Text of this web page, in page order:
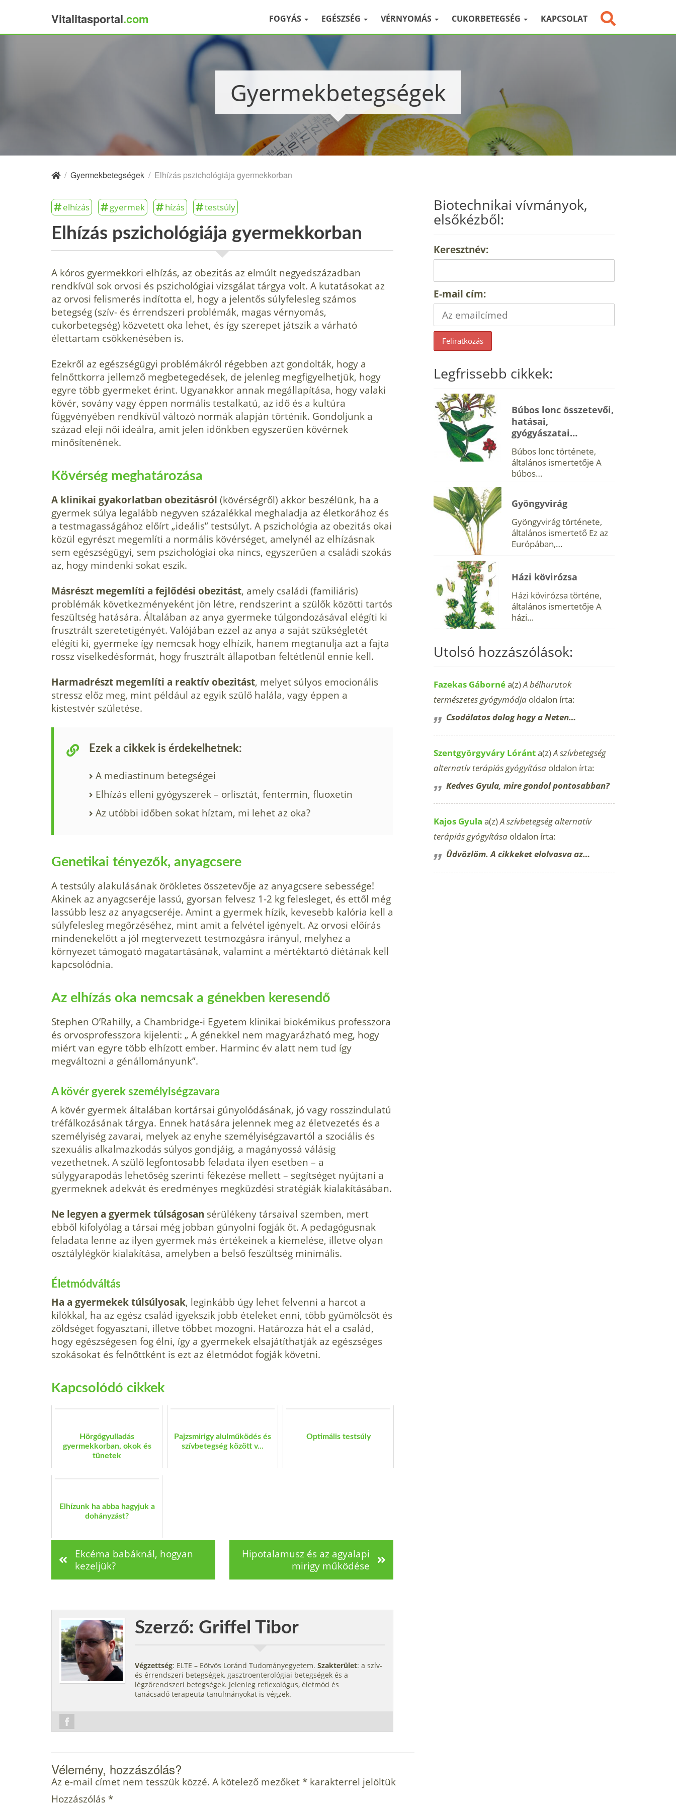
Vitalitasportal.com FOGYÁS EGÉSZSÉG VÉRNYOMÁS CUKORBETEGSÉG KAPCSOLAT
Gyermekbetegségek
/ Gyermekbetegségek / Elhízás pszichológiája gyermekkorban
elhízás gyermek hízás testsúly
Elhízás pszichológiája gyermekkorban
A kóros gyermekkori elhízás, az obezitás az elmúlt negyed­században
rendkívül sok orvosi és pszichológiai vizsgálat tárgya volt. A kutatásokat az
az orvosi felismerés indította el, hogy a jelentős súlyfelesleg számos
betegség (szív- és érrendszeri prob­lémák, magas vérnyomás,
cukorbetegség) közvetett oka lehet, és így szerepet játszik a várható
élettartam csökkenésében is.
Ezekről az egészségügyi problémákról régebben azt gondolták, hogy a
felnőttkorra jellemző megbetegedések, de jelenleg megfigyelhet­jük, hogy
egyre több gyermeket érint. Ugyanakkor annak megál­lapítása, hogy valaki
kövér, sovány vagy éppen normális testalkatú, az idő és a kultúra
függvényében rendkívül változó normák alapján történik. Gondoljunk a
század eleji női ideálra, amit jelen időnkben egyszerűen kövérnek
minősítenének.
Kövérség meghatározása
A klinikai gyakorlatban obezitásról (kövérségről) akkor beszé­lünk, ha a
gyermek súlya legalább negyven százalékkal megha­ladja az életkorához és
a testmagasságához előírt „ideális” test­súlyt. A pszichológia az obezitás okai
közül egyrészt megemlíti a normális kövérséget, amelynél az elhízásnak
sem egészségügyi, sem pszichológiai oka nincs, egyszerűen a családi szokás
az, hogy mindenki sokat eszik.
Másrészt megemlíti a fejlődési obezitást, amely családi (familiáris)
problémák következményeként jön létre, rendszerint a szülők közötti tartós
feszültség hatására. Általában az anya gyermeke túlgondozásával elégíti ki
frusztrált szeretetigé­nyét. Valójában ezzel az anya a saját szükségletét
elégíti ki, gyer­meke így nemcsak hogy elhízik, hanem megtanulja azt a fajta
rossz viselkedésformát, hogy frusztrált állapotban feltétlenül ennie kell.
Harmadrészt megemlíti a reaktív obezitást, melyet súlyos emo­cionális
stressz előz meg, mint például az egyik szülő halála, vagy éppen a
kistestvér születése.
Ezek a cikkek is érdekelhetnek:
A mediastinum betegségei
Elhízás elleni gyógyszerek – orlisztát, fentermin, fluoxetin
Az utóbbi időben sokat híztam, mi lehet az oka?
Genetikai tényezők, anyagcsere
A testsúly alakulásának örökletes összetevője az anyagcsere sebessége!
Akinek az anyagcseréje lassú, gyorsan felvesz 1-2 kg felesleget, és ettől még
lassúbb lesz az anyagcseréje. Amint a gyermek hízik, kevesebb kalória kell a
súlyfelesleg megőrzéséhez, mint amit a felvétel igényelt. Az orvosi előírás
mindenekelőtt a jól megtervezett testmozgásra irányul, melyhez a
környezet támogató magatartásának, valamint a mértéktartó diétának kell
kapcsolód­nia.
Az elhízás oka nemcsak a génekben keresendő
Stephen O’Rahilly, a Chambridge-i Egyetem klinikai biokémikus professzo­ra
és orvosprofesszora kijelenti: „ A génekkel nem magyarázha­tó meg, hogy
miért van egyre több elhízott ember. Harminc év alatt nem tud így
megváltozni a génállományunk”.
A kövér gyerek szemé­lyiségzavara
A kövér gyermek általában kortársai gúnyolódásának, jó vagy rosszindulatú
tréfálkozásának tárgya. Ennek hatására jelennek meg az életvezetés és a
személyiség zavarai, melyek az enyhe szemé­lyiségzavartól a szociális és
szexuális alkalmazkodás súlyos gond­jáig, a magányossá válásig
vezethetnek. A szülő legfontosabb fela­data ilyen esetben – a
súlygyarapodás lehetőség szerinti fékezése mellett – segítséget nyújtani a
gyermeknek adekvát és eredményes megküzdési stratégiák kialakításában.
Ne legyen a gyermek túlsá­gosan sérülékeny társaival szemben, mert
ebből kifolyólag a társai még jobban gúnyolni fogják őt. A pedagógusnak
feladata lenne az ilyen gyermek más értékeinek a kiemelése, illetve olyan
osztálylég­kör kialakítása, amelyben a belső feszültség minimális.
Életmódváltás
Ha a gyermekek túlsúlyosak, leginkább úgy lehet felvenni a harcot a
kilókkal, ha az egész család igyekszik jobb ételeket enni, több gyümölcsöt és
zöldséget fogyasztani, illetve többet mozogni. Határozza hát el a család,
hogy egészségesen fog élni, így a gyer­mekek elsajátíthatják az egészséges
szokásokat és felnőttként is ezt az életmódot fogják követni.
Kapcsolódó cikkek
Hörgőgyulladás
gyermekkorban, okok és
tünetek
Pajzsmirigy alulműködés és
szívbetegség között v...
Optimális testsúly
Elhízunk ha abba hagyjuk a
dohányzást?
Ekcéma babáknál, hogyan
kezeljük?
Hipotalamusz és az agyalapi
mirigy működése
Szerző: Griffel Tibor
Végzettség: ELTE – Eötvös Loránd Tudományegyetem. Szakterület: a szív-
és érrendszeri betegségek, gasztroenterológiai betegségek és a
légzőrendszeri betegségek. Jelenleg reflexológus, életmód és
tanácsadó terapeuta tanulmányokat is végzek.
Vélemény, hozzászólás?
Az e-mail címet nem tesszük közzé. A kötelező mezőket * karakterrel jelöltük
Hozzászólás *
Biotechnikai vívmányok,
elsőkézből:
Keresztnév:
E-mail cím:
Legfrissebb cikkek:
Búbos lonc összetevői,
hatásai,
gyógyászatai…
Búbos lonc története,
általános ismertetője A
búbos…
Gyöngyvirág
Gyöngyvirág története,
általános ismertető Ez az
Európában,…
Házi kövirózsa
Házi kövirózsa történe,
általános ismertetője A
házi…
Utolsó hozzászólások:
Fazekas Gábornéa(z)A bélhurutok
természetes gyógymódja oldalon írta:
Csodálatos dolog hogy a Neten…
Szentgyörgyváry Lóránta(z)A szívbetegség
alternatív terápiás gyógyítása oldalon írta:
Kedves Gyula, mire gondol pontosabban?
Kajos Gyula a(z)A szívbetegség alternatív
terápiás gyógyítása oldalon írta:
Üdvözlöm. A cikkeket elolvasva az…
×